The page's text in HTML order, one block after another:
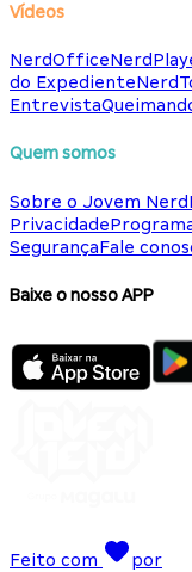
Vídeos
NerdOffice
do Expediente
Entrevista
Quem somos
Sobre o Jovem Nerd
Privacidade
SegurançaFale
Baixe o nosso APP
Feito com
por